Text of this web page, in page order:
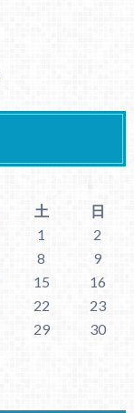
土 日
1
2
8
9
15
16
22
23
29
30